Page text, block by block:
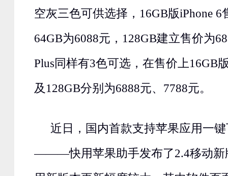
空灰三色可供选择，16GB版iPhone 6
64GB为6088元，128GB建立售价为
Plus同样有3色可选，在售价上16GB
及128GB分别为6888元、7788元。
近日，国内首款支持苹果应用一
———快用苹果助手发布了2.4移动新